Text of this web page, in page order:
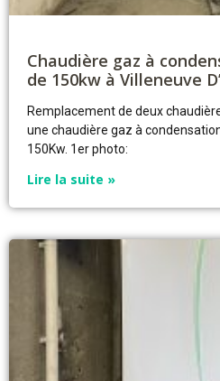
Chaudière gaz à
de 150kw à Villeneuve
Remplacement de deux
une chaudière gaz à
150Kw. 1er photo:
Lire la suite »